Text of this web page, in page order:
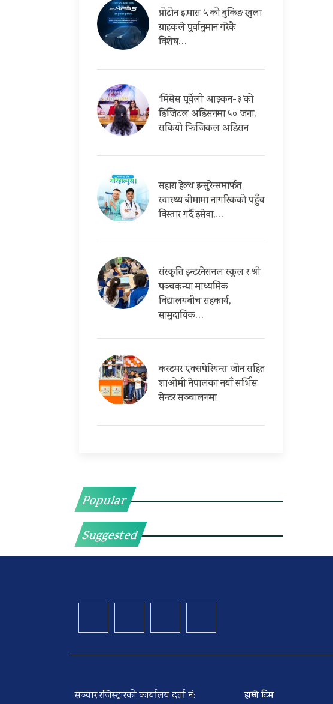
प्रोटोन इ.मास ५ को बुकिङ खुला
ग्राहकले पुर्वानुमान गरेकै
विशेष…
‘मिसेस पूर्वेली आइकन-३’को
डिजिटल अडिसनमा ५० जना,
सकियो फिजिकल अडिसन
सहारा हेल्थ इन्सुरेन्समार्फत
स्वास्थ्य बीमामा नागरिकको पहुँच
विस्तार गर्दै इसेवा,…
संस्कृति इन्टरनेसनल स्कुल र श्री
पञ्चकन्या माध्यमिक
विद्यालयबीच सहकार्य,
सामुदायिक…
कस्टमर एक्सपेरियन्स जोन सहित
शाओमी नेपालका नयाँ सर्भिस
सेन्टर सञ्चालनमा
Popular
Suggested
सञ्चार रजिस्ट्रारको कार्यालय दर्ता नं:
हाम्रो टिम